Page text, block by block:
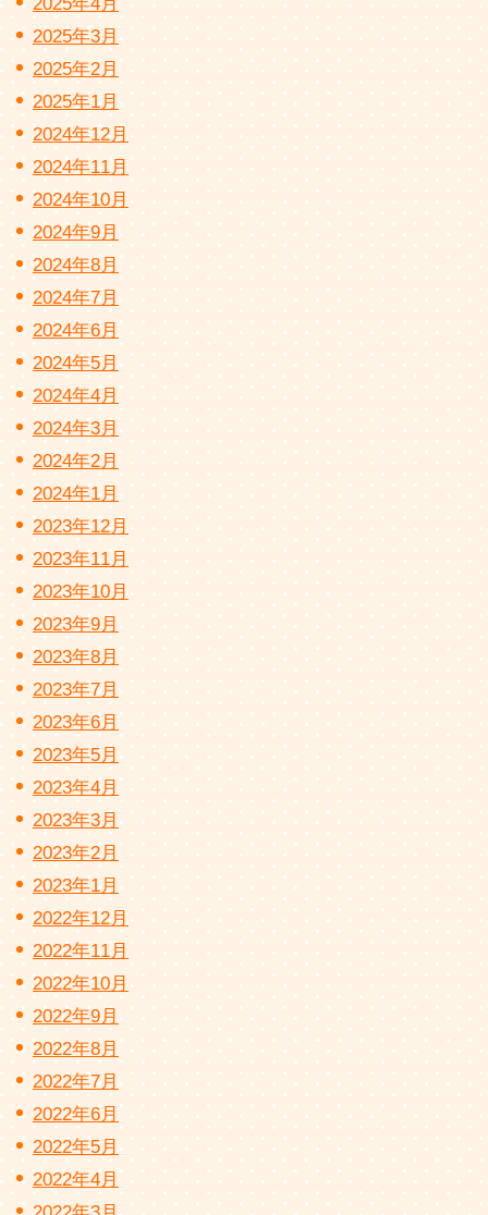
2025年3月
2025年2月
2025年1月
2024年12月
2024年11月
2024年10月
2024年9月
2024年8月
2024年7月
2024年6月
2024年5月
2024年4月
2024年3月
2024年2月
2024年1月
2023年12月
2023年11月
2023年10月
2023年9月
2023年8月
2023年7月
2023年6月
2023年5月
2023年4月
2023年3月
2023年2月
2023年1月
2022年12月
2022年11月
2022年10月
2022年9月
2022年8月
2022年7月
2022年6月
2022年5月
2022年4月